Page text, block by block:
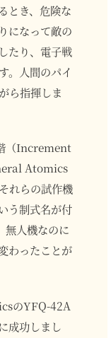
とき、危険な
になって敵の
たり、電子戦
。人間のパイ
ら指揮しま
（Increment
Atomics
れらの試作機
う制式名が付
無人機なのに
わったことが
のYFQ-42A
成功しまし